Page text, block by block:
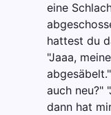
eine
hattest du
"Jaaa,
auch neu?"
dann hat